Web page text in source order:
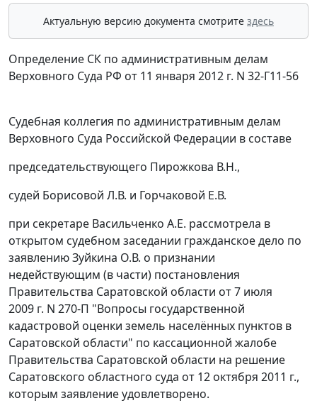
Актуальную версию документа смотрите здесь
Определение СК по административным делам
Верховного Суда РФ от 11 января 2012 г. N 32-Г11-56
Судебная коллегия по административным делам
Верховного Суда Российской Федерации в составе
председательствующего Пирожкова В.Н.,
судей Борисовой Л.В. и Горчаковой Е.В.
при секретаре Васильченко А.Е. рассмотрела в
открытом судебном заседании гражданское дело по
заявлению Зуйкина О.В. о признании
недействующим (в части) постановления
Правительства Саратовской области от 7 июля
2009 г. N 270-П "Вопросы государственной
кадастровой оценки земель населённых пунктов в
Саратовской области" по кассационной жалобе
Правительства Саратовской области на решение
Саратовского областного суда от 12 октября 2011 г.,
которым заявление удовлетворено.